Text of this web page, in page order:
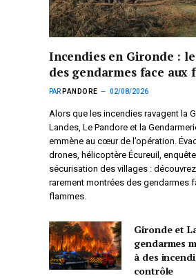
Incendies en Gironde :
des gendarmes face aux
PAR PANDORE 02/08/2026
Alors que les incendies ravagent la
Landes, Le Pandore et la
emmène au cœur de l’opération.
drones, hélicoptère Écureuil,
sécurisation des villages :
rarement montrées des gendarmes
flammes.
Gironde et
gendarmes
à des
contrôle